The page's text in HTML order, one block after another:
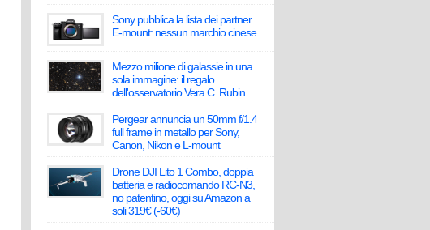
Sony pubblica la lista dei partner
E-mount: nessun marchio cinese
Mezzo milione di galassie in una
sola immagine: il regalo
dell'osservatorio Vera C. Rubin
Pergear annuncia un 50mm f/1.4
full frame in metallo per Sony,
Canon, Nikon e L-mount
Drone DJI Lito 1 Combo, doppia
batteria e radiocomando RC-N3,
no patentino, oggi su Amazon a
soli 319€ (-60€)